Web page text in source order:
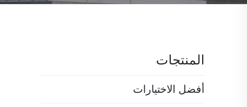
المنتجات
أفضل الاختيارات